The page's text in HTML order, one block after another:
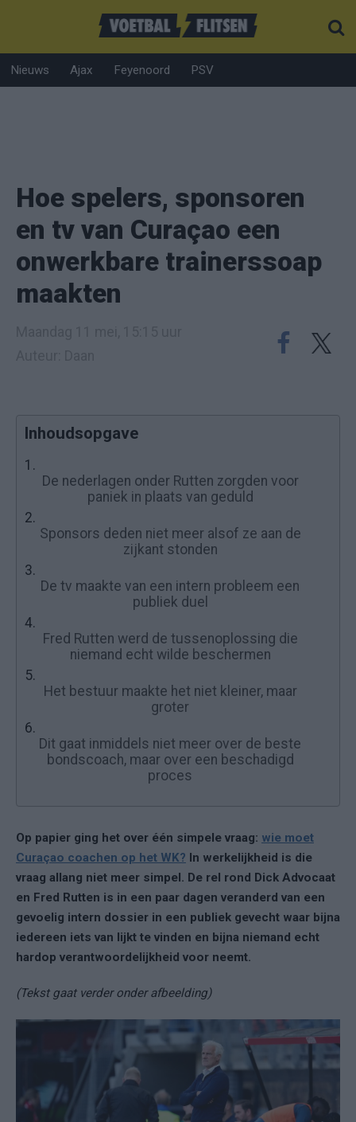
Nieuws Ajax Feyenoord PSV
Hoe spelers, sponsoren
en tv van Curaçao een
onwerkbare trainerssoap
maakten
Inhoudsopgave
1.
De nederlagen onder Rutten zorgden voor
paniek in plaats van geduld
2.
Sponsors deden niet meer alsof ze aan de
zijkant stonden
3.
De tv maakte van een intern probleem een
publiek duel
4.
Fred Rutten werd de tussenoplossing die
niemand echt wilde beschermen
5.
Het bestuur maakte het niet kleiner, maar
groter
6.
Dit gaat inmiddels niet meer over de beste
bondscoach, maar over een beschadigd
proces
Op papier ging het over één simpele vraag: wie moet
Curaçao coachen op het WK? In werkelijkheid is die
vraag allang niet meer simpel. De rel rond Dick Advocaat
en Fred Rutten is in een paar dagen veranderd van een
gevoelig intern dossier in een publiek gevecht waar bijna
iedereen iets van lijkt te vinden en bijna niemand echt
hardop verantwoordelijkheid voor neemt.
(Tekst gaat verder onder afbeelding)